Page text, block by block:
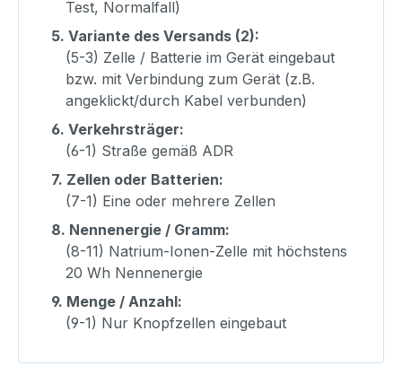
Test, Normalfall)
5. Variante des Versands (2):
(5-3) Zelle / Batterie im Gerät eingebaut
bzw. mit Verbindung zum Gerät (z.B.
angeklickt/durch Kabel verbunden)
6. Verkehrsträger:
(6-1) Straße gemäß ADR
7. Zellen oder Batterien:
(7-1) Eine oder mehrere Zellen
8. Nennenergie / Gramm:
(8-11) Natrium-Ionen-Zelle mit höchstens
20 Wh Nennenergie
9. Menge / Anzahl:
(9-1) Nur Knopfzellen eingebaut